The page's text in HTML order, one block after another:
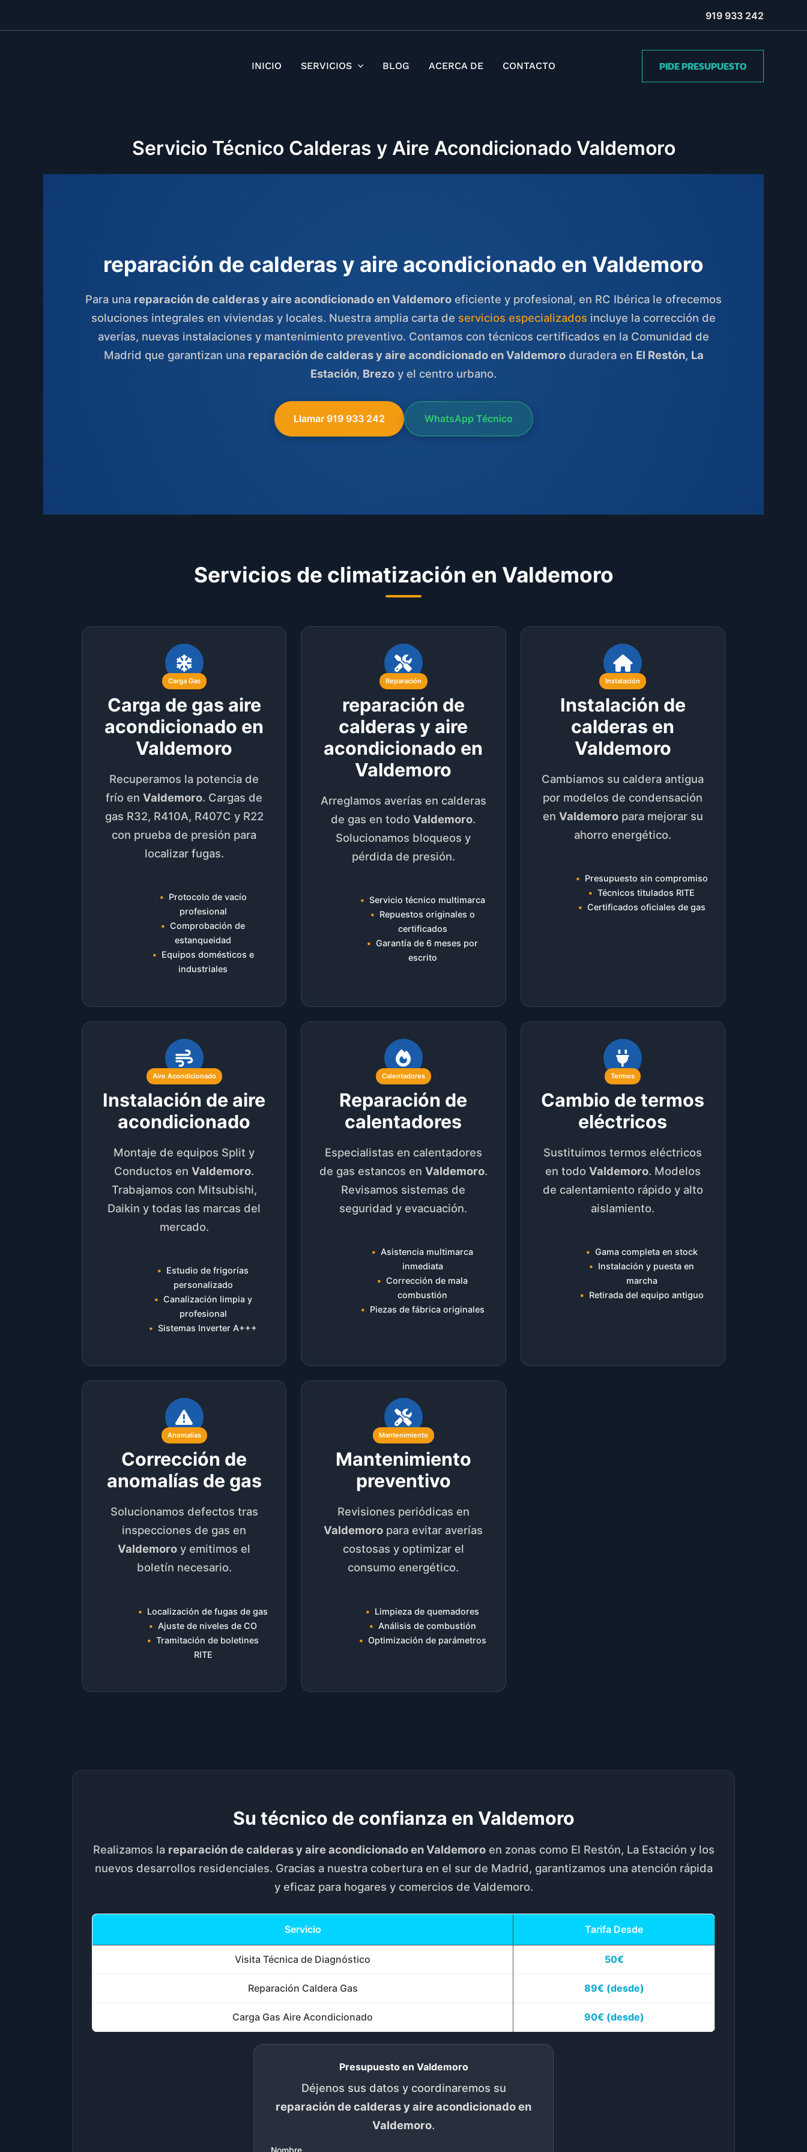
919 933 242
INICIO SERVICIOS BLOG ACERCA DE CONTACTO PIDE PRESUPUESTO
Servicio Técnico Calderas y Aire Acondicionado Valdemoro
reparación de calderas y aire acondicionado en Valdemoro
Para una reparación de calderas y aire acondicionado en Valdemoro eficiente y profesional, en RC Ibérica le ofrecemos
soluciones integrales en viviendas y locales. Nuestra amplia carta de servicios especializados incluye la corrección de
averías, nuevas instalaciones y mantenimiento preventivo. Contamos con técnicos certificados en la Comunidad de
Madrid que garantizan una reparación de calderas y aire acondicionado en Valdemoroduradera en El Restón, La
Estación, Brezo y el centro urbano.
Llamar 919 933 242 WhatsApp Técnico
Servicios de climatización en Valdemoro
Carga Gas
Carga de gas aire
acondicionado en
Valdemoro
Recuperamos la potencia de
frío enValdemoro. Cargas de
gas R32, R410A, R407C y R22
con prueba de presión para
localizar fugas.
Protocolo de vacío
profesional
Comprobación de
estanqueidad
Equipos domésticos e
industriales
Reparación
reparación de
calderas y aire
acondicionado en
Valdemoro
Arreglamos averías en calderas
de gas en todoValdemoro.
Solucionamos bloqueos y
pérdida de presión.
Servicio técnico multimarca
Repuestos originales o
certificados
Garantía de 6 meses por
escrito
Instalación
Instalación de
calderas en
Valdemoro
Cambiamos su caldera antigua
por modelos de condensación
en Valdemoropara mejorar su
ahorro energético.
Presupuesto sin compromiso
Técnicos titulados RITE
Certificados oficiales de gas
Aire Acondicionado
Instalación de aire
acondicionado
Montaje de equipos Split y
Conductos enValdemoro.
Trabajamos con Mitsubishi,
Daikin y todas las marcas del
mercado.
Estudio de frigorías
personalizado
Canalización limpia y
profesional
Sistemas Inverter A+++
Calentadores
Reparación de
calentadores
Especialistas en calentadores
de gas estancos en Valdemoro.
Revisamos sistemas de
seguridad y evacuación.
Asistencia multimarca
inmediata
Corrección de mala
combustión
Piezas de fábrica originales
Termos
Cambio de termos
eléctricos
Sustituimos termos eléctricos
en todo Valdemoro. Modelos
de calentamiento rápido y alto
aislamiento.
Gama completa en stock
Instalación y puesta en
marcha
Retirada del equipo antiguo
Anomalías
Corrección de
anomalías de gas
Solucionamos defectos tras
inspecciones de gas en
Valdemoro y emitimos el
boletín necesario.
Localización de fugas de gas
Ajuste de niveles de CO
Tramitación de boletines
RITE
Mantenimiento
Mantenimiento
preventivo
Revisiones periódicas en
Valdemoro para evitar averías
costosas y optimizar el
consumo energético.
Limpieza de quemadores
Análisis de combustión
Optimización de parámetros
Su técnico de confianza en Valdemoro
Realizamos la reparación de calderas y aire acondicionado en Valdemoroen zonas como El Restón, La Estación y los
nuevos desarrollos residenciales. Gracias a nuestra cobertura en el sur de Madrid, garantizamos una atención rápida
y eficaz para hogares y comercios de Valdemoro.
Servicio Tarifa Desde
Visita Técnica de Diagnóstico 50€
Reparación Caldera Gas 89€ (desde)
Carga Gas Aire Acondicionado 90€ (desde)
Presupuesto en Valdemoro
Déjenos sus datos y coordinaremos su
reparación de calderas y aire acondicionado en
Valdemoro.
Nombre